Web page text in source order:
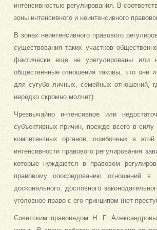
интенсивностью регулирования. В
зоны интенсивного и неинтенсивного
В зонах неинтенсивного правового
существования таких участков
фактически еще не урегулированы или
общественные отношения таковы, что они
для сугубо личных, семейных отношений,
нередко скромно молчит).
Чрезвычайно интенсивное или
субъективных причин, прежде всего в силу
компетентных органов, ошибочных в
интенсивности правового регулирования
которые нуждаются в правовом
правовому опосредованию отношений
досконального, дословного
уголовное право с его принципом (нет
Советским правоведом Н. Г.